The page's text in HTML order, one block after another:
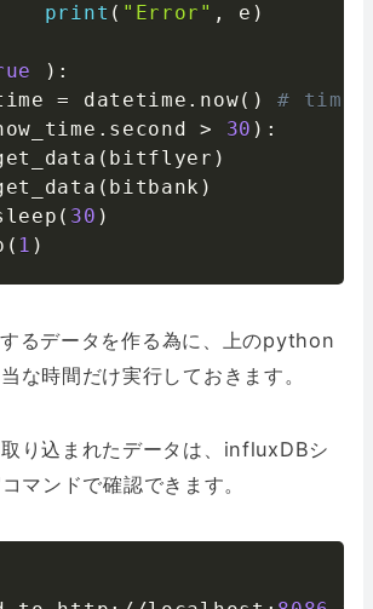
print ( "Error" , e )
) :
= datetime . now( )
# time
. second > 30 ) :
( bitflyer )
( bitbank )
( 30 )
( 1 )
るデータを作る為に、上のpython
な時間だけ実行しておきます。
り込まれたデータは、influxDBシ
マンドで確認できます。